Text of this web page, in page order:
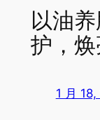
以油
护，
1 月